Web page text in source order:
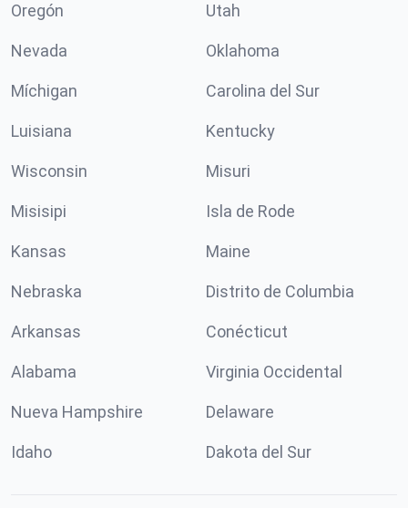
Oregón Utah
Nevada Oklahoma
Míchigan Carolina del Sur
Luisiana Kentucky
Wisconsin Misuri
Misisipi Isla de Rode
Kansas Maine
Nebraska Distrito de Columbia
Arkansas Conécticut
Alabama Virginia Occidental
Nueva Hampshire Delaware
Idaho Dakota del Sur